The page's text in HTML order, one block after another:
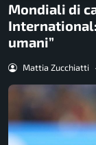
Mondiali di
umani”
Mattia Zucchiatti